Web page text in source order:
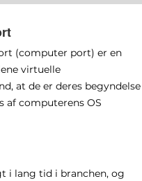
(computer port) er en
virtuelle
at de er deres begyndelse
af computerens OS
i lang tid i branchen, og